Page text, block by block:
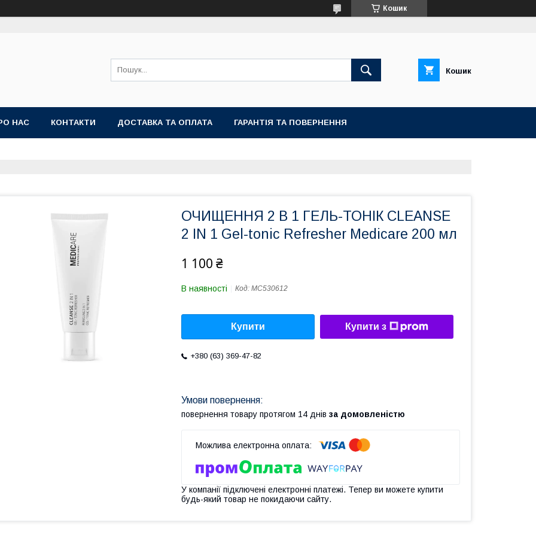
Кошик
Кошик
НАС КОНТАКТИ ДОСТАВКА ТА ОПЛАТА ГАРАНТІЯ ТА ПОВЕРНЕННЯ
ОЧИЩЕННЯ 2 В 1 ГЕЛЬ-ТОНІК CLEANSE
2 IN 1 Gel-tonic Refresher Medicare 200 мл
1 100 ₴
В наявності Код: MC530612
Купити Купити з
+380 (63) 369-47-82
повернення товару протягом 14 днів за домовленістю
У компанії підключені електронні платежі. Тепер ви можете купити
будь-який товар не покидаючи сайту.